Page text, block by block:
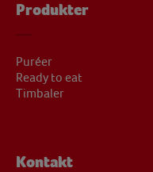
Produkter
Puréer
Ready to eat
Timbaler
Kontakt